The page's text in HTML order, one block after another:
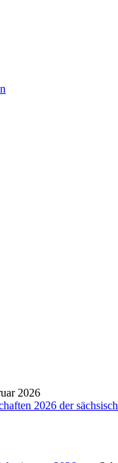
2026
2026 der